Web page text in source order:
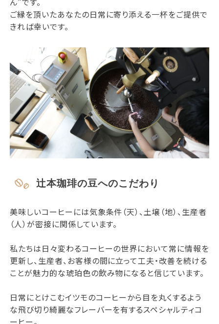
ご縁を頂いたあなたの日常に寄り添える一杯をご提供で
きれば幸いです。
辻本珈琲の豆へのこだわり
美味しいコーヒーには気象条件（天）、土壌（地）、生産者
（人）が密接に関係しています。
私たちは日々変わるコーヒーの世界において常に情報を
更新し、生産者、お客様の間に立って工夫・改善を続ける
ことが魅力的な琥珀色の飲み物になると信じています。
日常にとけこむイツモのコーヒーから目を丸くするよう
な飛び切り綺麗なフレーバーを有するスペシャルティコ